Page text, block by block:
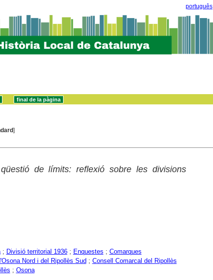
português
]
de límits: reflexió sobre les divisions
; Divisió territorial 1936; Enquestes ; Comarques
Nord i del Ripollès Sud ; Consell Comarcal del Ripollès
; Osona